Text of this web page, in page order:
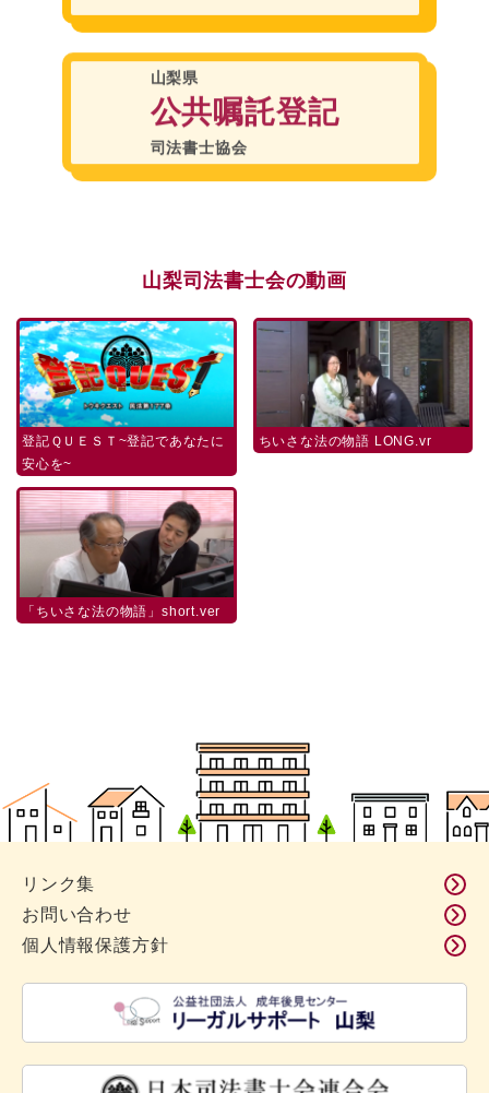
山梨県
公共嘱託登記
司法書士協会
山梨司法書士会の動画
登記ＱＵＥＳＴ~登記であなたに
安心を~
ちいさな法の物語 LONG.vr
「ちいさな法の物語」short.ver
リンク集
お問い合わせ
個人情報保護方針